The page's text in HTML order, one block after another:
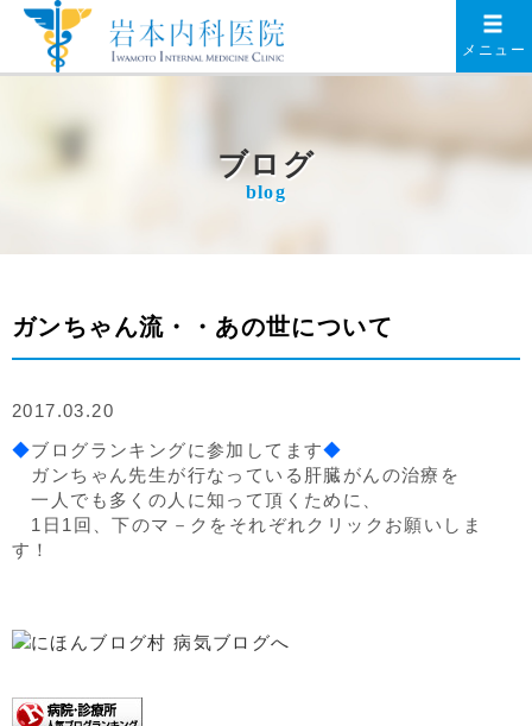
メニュー
ブログ
blog
ガンちゃん流・・あの世について
2017.03.20
◆ブログランキングに参加してます◆
ガンちゃん先生が行なっている肝臓がんの治療を
一人でも多くの人に知って頂くために、
1日1回、下のマ－クをそれぞれクリックお願いしま
す！